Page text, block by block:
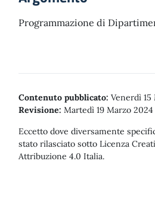
Programmazione di
Contenuto pubblicato: Venerdì 15
Revisione: Martedì 19 Marzo
Eccetto dove diversamente
stato rilasciato sotto Licenza
Attribuzione 4.0 Italia.